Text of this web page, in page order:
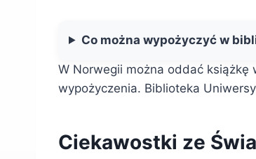
Co można wypożyczyć w
W Norwegii można oddać
wypożyczenia. Biblioteka
Ciekawostki ze